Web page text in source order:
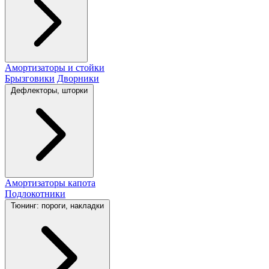
Амортизаторы и стойки
Брызговики Дворники
Дефлекторы, шторки
Амортизаторы капота
Подлокотники
Тюнинг: пороги, накладки